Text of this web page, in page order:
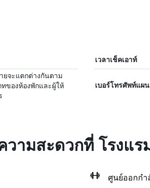
เวลาเช็คเอาท์
ยจะแตกต่างกันตาม
ทของห้องพักและผู้ให้
เบอร์โทรศัพท์แผ
ามสะดวกที่ โรงแ
ศูนย์ออกกำ